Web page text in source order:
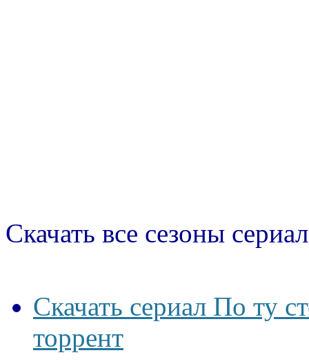
Скачать все сезоны
Скачать сериал По ту
торрент